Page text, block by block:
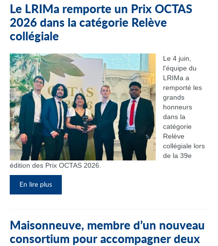
Le LRIMa remporte un Prix OCTAS
2026 dans la catégorie Relève
collégiale
Le 4 juin,
l'équipe du
LRIMa a
remporté les
grands
honneurs
dans la
catégorie
Relève
collégiale lors
de la 39e
édition des Prix OCTAS 2026.
En lire plus
Maisonneuve, membre d’un nouveau
consortium pour accompagner deux